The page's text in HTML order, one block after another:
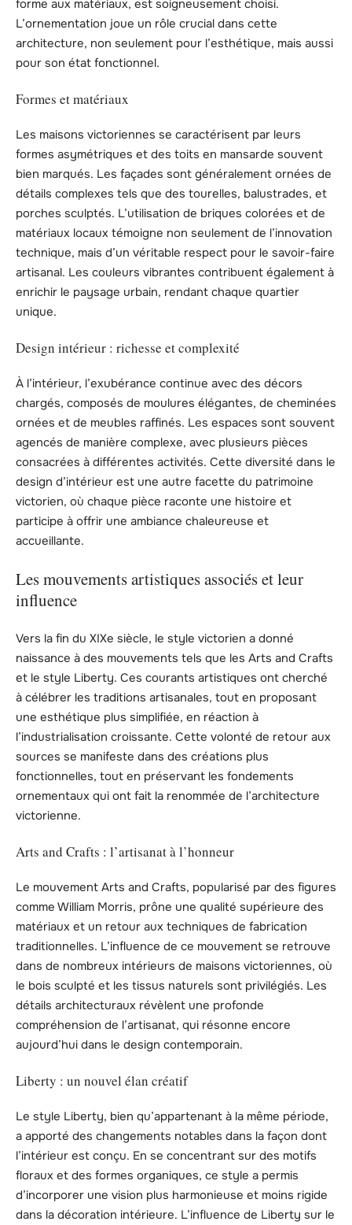
forme aux matériaux, est soigneusement choisi.
L’ornementation joue un rôle crucial dans cette
architecture, non seulement pour l’esthétique, mais aussi
pour son état fonctionnel.
Formes et matériaux
Les maisons victoriennes se caractérisent par leurs
formes asymétriques et des toits en mansarde souvent
bien marqués. Les façades sont généralement ornées de
détails complexes tels que des tourelles, balustrades, et
porches sculptés. L’utilisation de briques colorées et de
matériaux locaux témoigne non seulement de l’innovation
technique, mais d’un véritable respect pour le savoir-faire
artisanal. Les couleurs vibrantes contribuent également à
enrichir le paysage urbain, rendant chaque quartier
unique.
Design intérieur : richesse et complexité
À l’intérieur, l’exubérance continue avec des décors
chargés, composés de moulures élégantes, de cheminées
ornées et de meubles raffinés. Les espaces sont souvent
agencés de manière complexe, avec plusieurs pièces
consacrées à différentes activités. Cette diversité dans le
design d’intérieur est une autre facette du patrimoine
victorien, où chaque pièce raconte une histoire et
participe à offrir une ambiance chaleureuse et
accueillante.
Les mouvements artistiques associés et leur
influence
Vers la fin du XIXe siècle, le style victorien a donné
naissance à des mouvements tels que les Arts and Crafts
et le style Liberty. Ces courants artistiques ont cherché
à célébrer les traditions artisanales, tout en proposant
une esthétique plus simplifiée, en réaction à
l’industrialisation croissante. Cette volonté de retour aux
sources se manifeste dans des créations plus
fonctionnelles, tout en préservant les fondements
ornementaux qui ont fait la renommée de l’architecture
victorienne.
Arts and Crafts : l’artisanat à l’honneur
Le mouvement Arts and Crafts, popularisé par des figures
comme William Morris, prône une qualité supérieure des
matériaux et un retour aux techniques de fabrication
traditionnelles. L’influence de ce mouvement se retrouve
dans de nombreux intérieurs de maisons victoriennes, où
le bois sculpté et les tissus naturels sont privilégiés. Les
détails architecturaux révèlent une profonde
compréhension de l’artisanat, qui résonne encore
aujourd’hui dans le design contemporain.
Liberty : un nouvel élan créatif
Le style Liberty, bien qu’appartenant à la même période,
a apporté des changements notables dans la façon dont
l’intérieur est conçu. En se concentrant sur des motifs
floraux et des formes organiques, ce style a permis
d’incorporer une vision plus harmonieuse et moins rigide
dans la décoration intérieure. L’influence de Liberty sur le